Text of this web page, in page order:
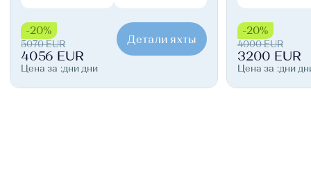
-20%
5070 EUR
4056 EUR
Цена за :дни дни
Детали яхты
-20%
4000 EUR
3200 EUR
Цена за :дни